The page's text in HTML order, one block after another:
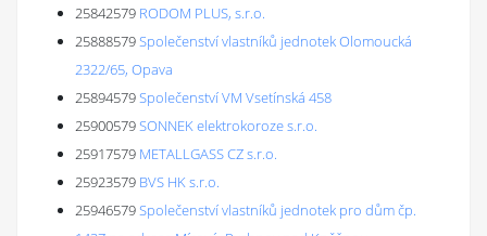
25842579 RODOM PLUS, s.r.o.
25888579Společenství vlastníků jednotek Olomoucká
2322/65, Opava
25894579Společenství VM Vsetínská 458
25900579SONNEK elektrokoroze s.r.o.
25917579 METALLGASS CZ s.r.o.
25923579 BVS HK s.r.o.
25946579Společenství vlastníků jednotek pro dům čp.